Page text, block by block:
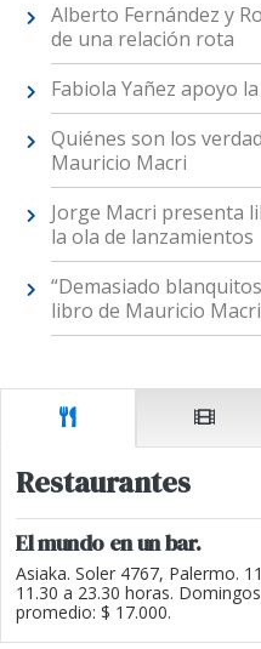
Alberto Fernández y
de una relación rota
Fabiola Yañez apoyo
Quiénes son los
Mauricio Macri
Jorge Macri presenta
la ola de lanzamientos
“Demasiado
libro de Mauricio Macri
Restaurantes
El mundo en un bar.
Asiaka. Soler 4767, Palermo.
11.30 a 23.30 horas.
promedio: $ 17.000.